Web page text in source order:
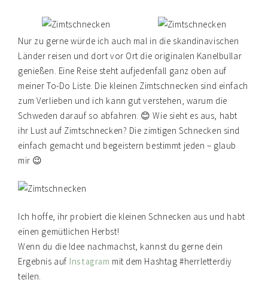
Nur zu gerne würde ich auch mal in die skandinavischen
Länder reisen und dort vor Ort die originalen Kanelbullar
genießen. Eine Reise steht aufjedenfall ganz oben auf
meiner To-Do Liste. Die kleinen Zimtschnecken sind einfach
zum Verlieben und ich kann gut verstehen, warum die
Schweden darauf so abfahren. 😊 Wie sieht es aus, habt
ihr Lust auf Zimtschnecken? Die zimtigen Schnecken sind
einfach gemacht und begeistern bestimmt jeden – glaub
mir 😉
Ich hoffe, ihr probiert die kleinen Schnecken aus und habt
einen gemütlichen Herbst!
Wenn du die Idee nachmachst, kannst du gerne dein
Ergebnis auf Instagram mit dem Hashtag #herrletterdiy
teilen.